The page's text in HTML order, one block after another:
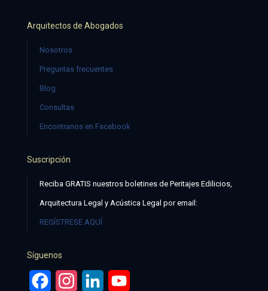
Arquitectos de Abogados
Nosotros
Preguntas frecuentes
Blog
Consultas
Encontranos en Facebook
Suscripción
Reciba GRATIS nuestros boletines de Peritajes Edilicios,
Arquitectura Legal y Acústica Legal por email:
REGÍSTRESE AQUÍ
Síguenos
FacebookInstagramLinkedIn